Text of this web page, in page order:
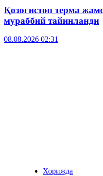
Қозоғистон терма
мураббий тайинланди
08.08.2026 02:31
Хорижда